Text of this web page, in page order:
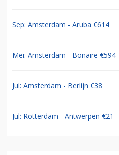
Sep: Amsterdam - Aruba €614
Mei: Amsterdam - Bonaire €594
Jul: Amsterdam - Berlijn €38
Jul: Rotterdam - Antwerpen €21